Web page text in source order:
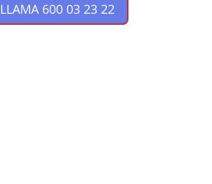
LLAMA 600 03 23 22